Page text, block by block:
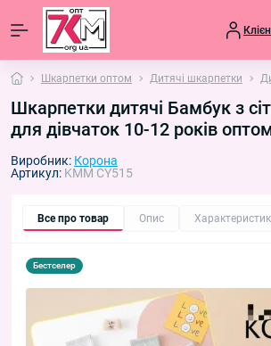
Шкарпетки оптом Дитячі шкарпетки
Шкарпетки дитячі Бамбук з
для дівчаток 10-12 років
Виробник: Корона
Артикул: KMM CY515
Все про товар Опис
Бестселер